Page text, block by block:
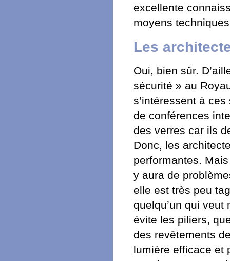
excellente
moyens
Les
Oui, bien sûr.
sécurité » au
s’intéressent à
de conférences
des verres car ils
Donc, les
performantes.
y aura de
elle est très peu
quelqu’un qui
évite les piliers,
des revêtements
lumière efficace et